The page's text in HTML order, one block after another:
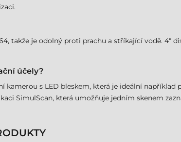
takže je odolný proti prachu a stříkající vodě. 4"
účely?
kamerou s LED bleskem, která je ideální
SimulScan, která umožňuje jedním skenem